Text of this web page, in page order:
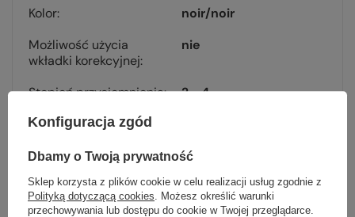
Kolor
noir/noir
Możliwość użycia
wkładki korekcyjnej
nie
Stopień przyciemnienia
2 - 4
Kod EAN
Konfiguracja zgód
Dbamy o Twoją prywatność
Sklep korzysta z plików cookie w celu realizacji usług zgodnie z
Polityką dotyczącą cookies . Możesz określić warunki
przechowywania lub dostępu do cookie w Twojej przeglądarce.